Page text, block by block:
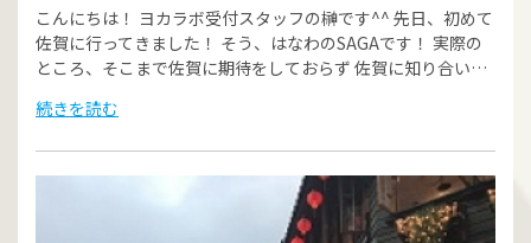
こんにちは！ ヨカラボ受付スタッフの榊です^^ 先日、初めて
佐賀に行ってきました！ そう、はなわのSAGAです！ 実際の
ところ、そこまで佐賀に期待をしておらず 佐賀に知り合い…
続きを読む